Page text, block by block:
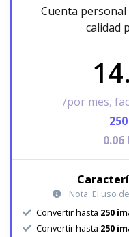
Cuenta
calidad
/por mes,
250
0.06
Nota: El uso
Convertir hasta 250
Convertir hasta 250